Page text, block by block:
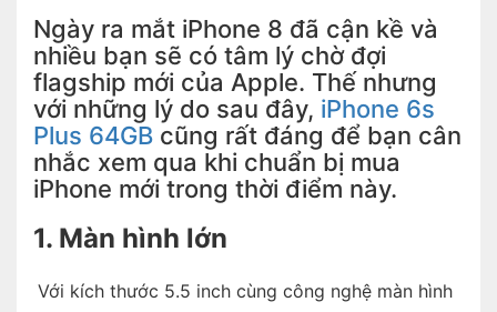
Ngày ra mắt iPhone 8 đã cận kề và
nhiều bạn sẽ có tâm lý chờ đợi
flagship mới của Apple. Thế nhưng
với những lý do sau đây, iPhone 6s
Plus 64GB cũng rất đáng để bạn cân
nhắc xem qua khi chuẩn bị mua
iPhone mới trong thời điểm này.
1. Màn hình lớn
Với kích thước 5.5 inch cùng công nghệ màn hình